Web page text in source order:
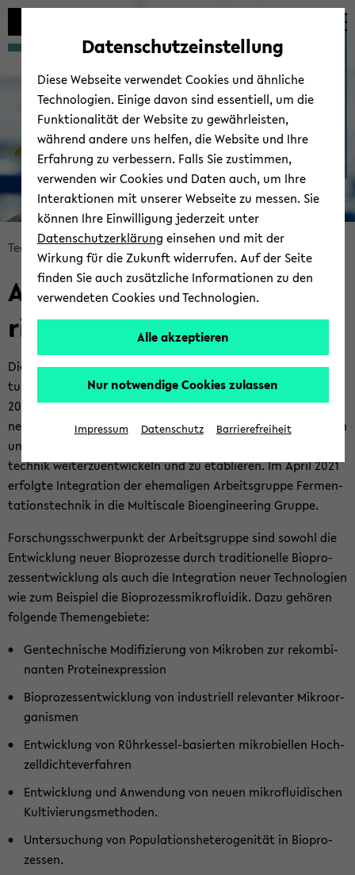
Automatische
vermeiden
skip
main
skip
main
skip
footer
skip
breadcrumb
navigation
to
main
Tech­ni­sche Fa­kul­tät For­schung
Tech­ni­schen Fa­kul­tät
Bio­
tech­
no­
lo­
gie
AG Mul­tis­ca­le Bio­en­gi­nee­
ring
Die For­schungs­grup­pe Mul­tis­ca­le Bio­en­gi­nee­ring unter Lei­
tung von Prof. Dr.-Ing. Alex­an­der Grün­ber­ger wurde im April
2017 an der Tech­ni­schen Fa­kul­tät der Uni­ver­si­tät Bie­le­feld
neu ge­grün­det, mit dem Ziel neue mi­kro­flui­di­sche Me­tho­den
und Werk­zeu­ge für die Bio­tech­no­lo­gie und Bio­ver­fah­rens­
tech­nik wei­ter­zu­ent­wi­ckeln und zu eta­blie­ren. Im April 2021
er­folg­te In­te­gra­ti­on der ehe­ma­li­gen Ar­beits­grup­pe Fer­men­
ta­ti­ons­tech­nik in die Mul­tis­ca­le Bio­en­gi­nee­ring Grup­pe.
For­schungs­schwer­punkt der Ar­beits­grup­pe sind so­wohl die
Ent­wick­lung neuer Bio­pro­zes­se durch tra­di­tio­nel­le Bio­pro­
zess­ent­wick­lung als auch die In­te­gra­ti­on neuer Tech­no­lo­gien
wie zum Bei­spiel die Bio­pro­zess­mi­kro­flui­dik. Dazu ge­hö­ren
fol­gen­de The­men­ge­bie­te:
Gen­tech­ni­sche Mo­di­fi­zie­rung von Mi­kro­ben zur re­kom­bi­
nan­ten Pro­te­in­ex­pres­si­on
Bio­pro­zess­ent­wick­lung von in­dus­tri­ell re­le­van­ter Mi­kro­or­
ga­nis­men
Ent­wick­lung von Rührkessel-​basierten mi­kro­biel­len Hoch­
zell­dich­te­ver­fah­ren
Ent­wick­lung und An­wen­dung von neuen mi­kro­flui­di­schen
Kul­ti­vie­rungs­me­tho­den.
Un­ter­su­chung von Po­pu­la­ti­ons­he­te­ro­ge­ni­tät in Bio­pro­
zes­sen.
Datenschutzeinstellung
Diese Webseite verwendet Cookies und ähnliche
Technologien. Einige davon sind essentiell, um die
Funktionalität der Website zu gewährleisten,
während andere uns helfen, die Website und Ihre
Erfahrung zu verbessern. Falls Sie zustimmen,
verwenden wir Cookies und Daten auch, um Ihre
Interaktionen mit unserer Webseite zu messen. Sie
können Ihre Einwilligung jederzeit unter
Datenschutzerklärung einsehen und mit der
Wirkung für die Zukunft widerrufen. Auf der Seite
finden Sie auch zusätzliche Informationen zu den
verwendeten Cookies und Technologien.
Alle akzeptieren
Nur notwendige Cookies zulassen
Impressum Datenschutz Barrierefreiheit